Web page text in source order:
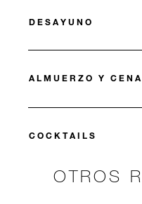
DESAYUNO
ALMUERZO Y CENA
COCKTAILS
OTROS